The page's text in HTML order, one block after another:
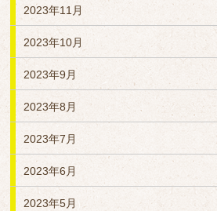
2023年11月
2023年10月
2023年9月
2023年8月
2023年7月
2023年6月
2023年5月